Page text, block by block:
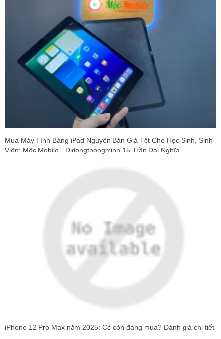
Mua Máy Tính Bảng iPad Nguyên Bản Giá Tốt Cho Học Sinh, Sinh
Viên: Mộc Mobile - Didongthongminh 15 Trần Đại Nghĩa
iPhone 12 Pro Max năm 2025: Có còn đáng mua? Đánh giá chi tiết